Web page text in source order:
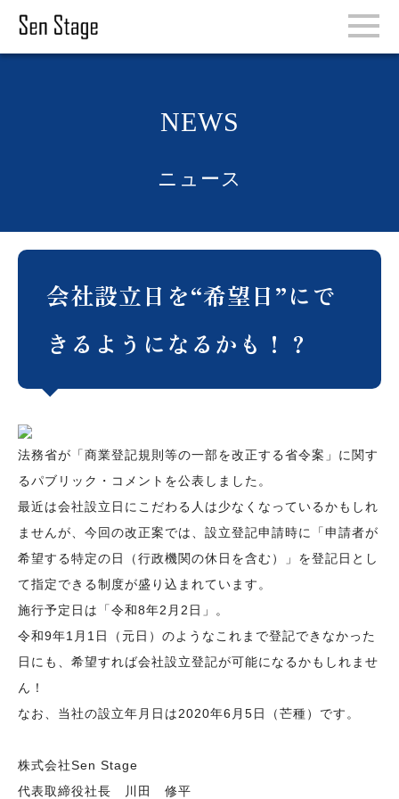
NEWS
ニュース
会社設立日を“希望日”にで
きるようになるかも！？
法務省が「商業登記規則等の一部を改正する省令案」に関す
るパブリック・コメントを公表しました。
最近は会社設立日にこだわる人は少なくなっているかもしれ
ませんが、今回の改正案では、設立登記申請時に「申請者が
希望する特定の日（行政機関の休日を含む）」を登記日とし
て指定できる制度が盛り込まれています。
施行予定日は「令和8年2月2日」。
令和9年1月1日（元日）のようなこれまで登記できなかった
日にも、希望すれば会社設立登記が可能になるかもしれませ
ん！
なお、当社の設立年月日は2020年6月5日（芒種）です。
株式会社Sen Stage
代表取締役社長 川田 修平